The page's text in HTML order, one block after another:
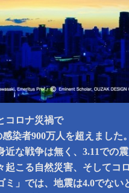
コロナ災禍で
感染者900万人を超えました
近な戦争は無く、3.11での
起こる自然災害、そしてコ
ミ」では、地震は4.0でない